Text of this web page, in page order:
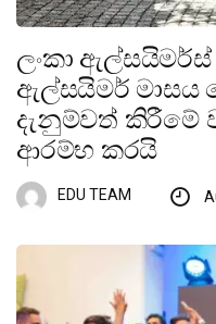
ලංකා
ඇල්සයිමර්
දැනුම්වත් කිරීමේ
ආරම්භ කරයි
EDU TEAM